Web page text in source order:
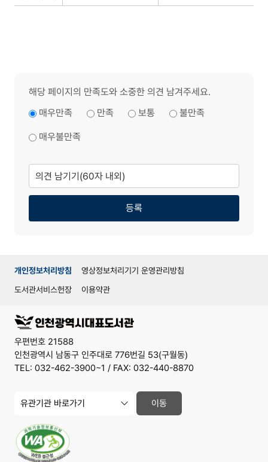
연
해당 페이지의 만족도와 소중한 의견 남겨주세요.
매우만족
만족 보통 불만족
매우불만족
의
견
남
기
등록
개인정보처리방침
영상정보처리기기 운영관리방침
도서관서비스헌장
이용약관
우편번호 21588
인천광역시 남동구 인주대로 776번길 53(구월동)
TEL: 032-462-3900~1 / FAX: 032-440-8870
관
관
사
이
트
이동